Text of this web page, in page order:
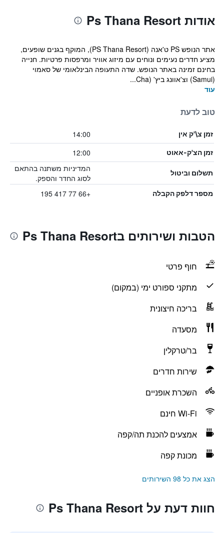
אודות Ps Thana Resort
אתר הנופש PS ט'אנה (PS Thana Resort), המוקף בגנים שופעים,
מציע חדרים נעימים ונוחים עם מיזוג אוויר ומרפסות פרטיות. חנייה
בחינם זמינה באתר הנופש. שדה התעופה הבינלאומי של סאמוי
(Samui) וצ'אוונג ביץ' (Cha...
עוד
טוב לדעת
זמן צ\'ק אין 14:00
זמן הצ'ק-אאוט 12:00
תשלום וביטול
המדיניות משתנה בהתאם
לסוג החדר והספק.
מספר דלפק הקבלה +66 77 417 195
הטבות ושירותים בPs Thana Resort
חוף פרטי
מתקני ספורט ימי (במקום)
בריכה חיצונית
מסעדה
בר/טרקלין
שירות חדרים
השכרת אופניים
Wi-Fi חינם
אמצעים להכנת תה/קפה
מכונת קפה
הצג את כל 98 השירותים
חוות דעת על Ps Thana Resort